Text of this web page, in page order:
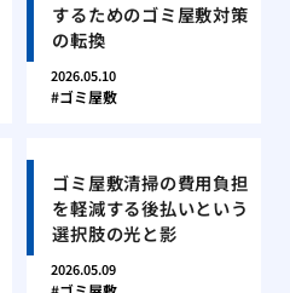
するためのゴミ屋敷対策
の転換
2026.05.10
ゴミ屋敷
ゴミ屋敷清掃の費用負担
を軽減する後払いという
選択肢の光と影
2026.05.09